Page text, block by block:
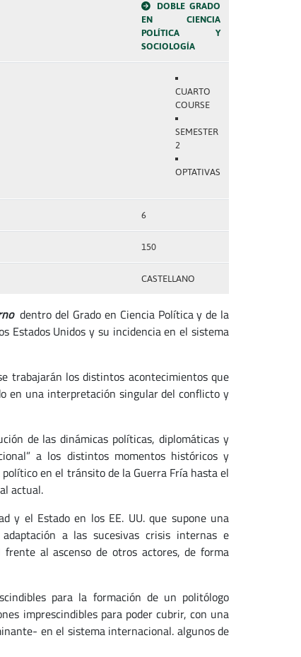
DOBLE GRADO
EN CIENCIA
POLÍTICA Y
SOCIOLOGÍA
CUARTO
COURSE
SEMESTER
2
OPTATIVAS
6
150
CASTELLANO
dentro del Grado en Ciencia Política y de la
Estados Unidos y su incidencia en el sistema
trabajarán los distintos acontecimientos que
en una interpretación singular del conflicto y
de las dinámicas políticas, diplomáticas y
a los distintos momentos históricos y
en el tránsito de la Guerra Fría hasta el
actual.
y el Estado en los EE. UU. que supone una
a las sucesivas crisis internas e
frente al ascenso de otros actores, de forma
para la formación de un politólogo
imprescindibles para poder cubrir, con una
en el sistema internacional. algunos de